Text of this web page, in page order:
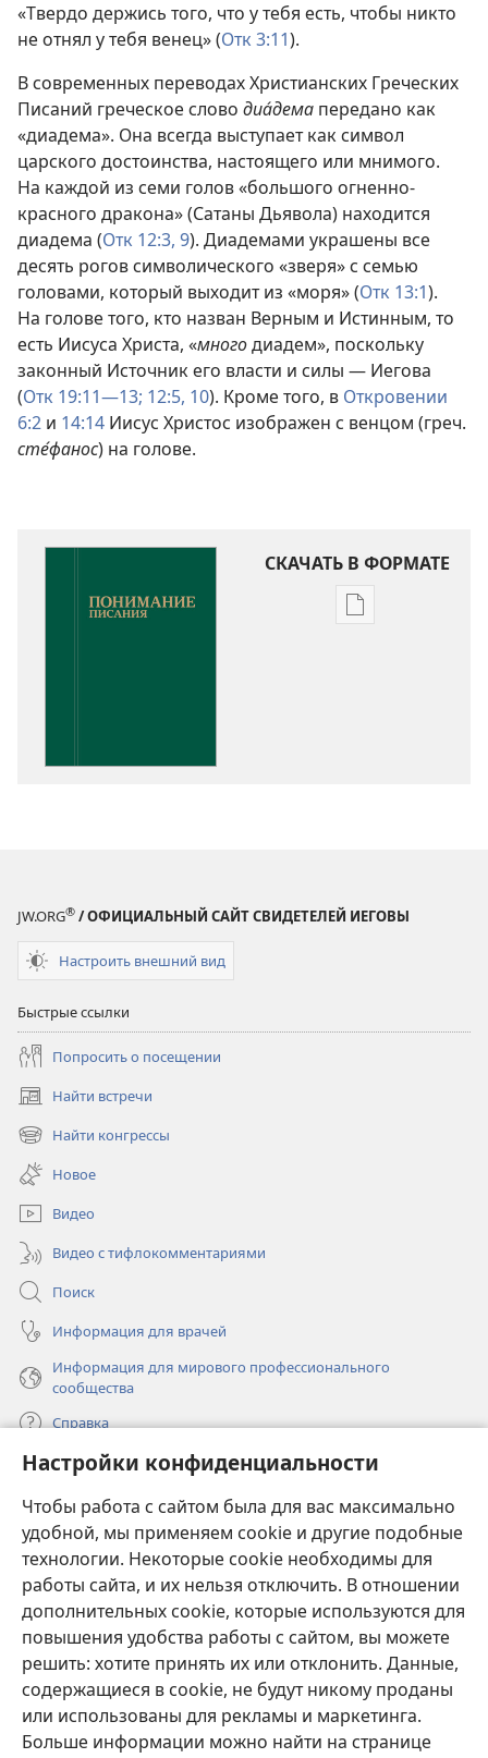
Настройки конфиденциальности
Чтобы работа с сайтом была для вас максимально
удобной, мы применяем cookie и другие подобные
технологии. Некоторые cookie необходимы для
работы сайта, и их нельзя отключить. В отношении
дополнительных cookie, которые используются для
повышения удобства работы с сайтом, вы можете
решить: хотите принять их или отклонить. Данные,
содержащиеся в cookie, не будут никому проданы
или использованы для рекламы и маркетинга.
Больше информации можно найти на странице
«Твердо держись того, что у тебя есть, чтобы никто
не отнял у тебя венец» (Отк 3:11).
В современных переводах Христианских Греческих
Писаний греческое слово диа́дема передано как
«диадема». Она всегда выступает как символ
царского достоинства, настоящего или мнимого.
На каждой из семи голов «большого огненно-
красного дракона» (Сатаны Дьявола) находится
диадема (Отк 12:3, 9). Диадемами украшены все
десять рогов символического «зверя» с семью
головами, который выходит из «моря» (Отк 13:1).
На голове того, кто назван Верным и Истинным, то
есть Иисуса Христа, «многодиадем», поскольку
законный Источник его власти и силы — Иегова
(Отк 19:11—13; 12:5, 10). Кроме того, в Откровении
6:2 и 14:14 Иисус Христос изображен с венцом (греч.
сте́фанос) на голове.
СКАЧАТЬ В ФОРМАТЕ
Варианты
JW.ORG® / ОФИЦИАЛЬНЫЙ САЙТ СВИДЕТЕЛЕЙ ИЕГОВЫ
Настроить внешний вид
Быстрые ссылки
Попросить о посещении
Найти встречи
(открывается
в
новом
окне)
Найти конгрессы
(открывается
новом
окне)
Новое
Видео
Видео с тифлокомментариями
Поиск
Информация для врачей
Информация для мирового профессионального
сообщества
Справка
Пожертвования
в
новом
окне)
ОНЛАЙН-БИБЛИОТЕКА Сторожевой башни
(открывается
новом
окне)
JW Hub®
(открывается
в
новом
окне)
JW Library ®
Watchtower Library